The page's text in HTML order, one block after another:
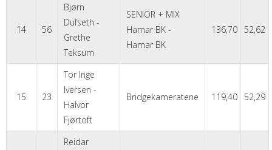
14 56
Bjørn
Dufseth -
Grethe
Teksum
SENIOR + MIX
Hamar BK -
Hamar BK
136,70 52,62
15 23
Tor Inge
Iversen -
Halvor
Fjørtoft
Bridgekameratene 119,40 52,29
Reidar